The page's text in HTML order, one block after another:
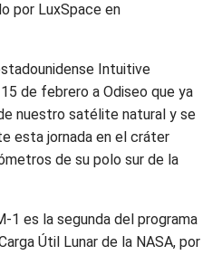
por LuxSpace en
Intuitive
de febrero a Odiseo que ya
nuestro satélite natural y se
esta jornada en el cráter
de su polo sur de la
1 es la segunda del programa
Útil Lunar de la NASA, por